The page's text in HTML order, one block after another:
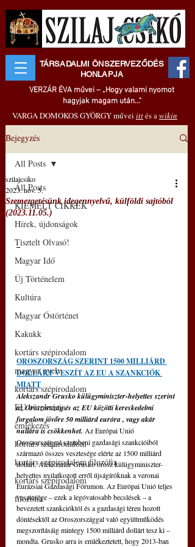
TÁRSADALMI ÖNSZERVEZŐDÉS
HONLAPJA
VERZÁR ÉVA művei – „Hogy valami nyomot
hagyjak magam után..."
VARGA DOMOKOS GYÖRGY művei ittés awikin
Bejegyzés
All Posts
KIEMELT CIKKEK
Hírek, újdonságok
Tisztelt Olvasó!
Magyar Idő
Új Történelem
Kultúra
Magyar Őstörténet
Kakukk
kortárs szépirodalom
magyar nyelv
kortárs szépirodalom
EU bürokrácia
emlékezés
kortárs szépirodalom
kortárs szépirodalom filozófia
kortárs szépirodalom
filozófia
All Posts
Szemezgetésünk idegennyelvű, külföldi sajtóból
(2023.11.05.)
szilajcsiko
2023. nov. 5.
–
OROSZORSZÁG SZERINT 1500 MILLIÁRD
DOLLÁRT VESZÍT AZ EU A SZANKCIÓK
MIATT
Alekszandr Grusko külügyminiszter-helyettes szerint
az Oroszország és az EU közötti kereskedelmi
forgalom jövőre 50 milliárd euróra , vagy akár
nullára is csökkenhet. Az Európai Unió
Oroszországgal szembeni gazdasági szankcióiból
származó összes vesztesége elérte az 1500 milliárd
dollárt. Alekszandr Grusko orosz külügyminiszter-
helyettes nyilatkozott erről újságíróknak a veronai
Eurázsiai Gazdasági Fórumon. Az Európai Unió teljes
vesztesége – ezek a legóvatosabb becslések – a
bevezetett szankcióktól és a gazdasági téren hozott
döntésektől az Oroszországgal való együttműködés
megszorításáig mintegy 1500 milliárd dollárt tesz ki –
mondta. Grusko arra is emlékeztetett, hogy 2013-ban